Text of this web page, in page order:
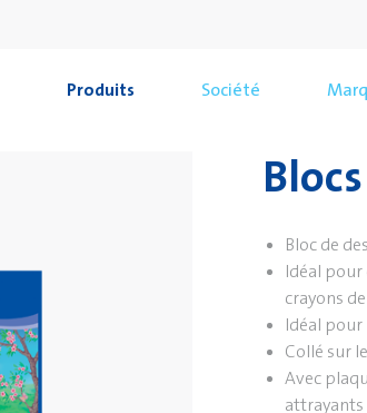
Produits Société
Bloc de
Idéal pour
crayons
Idéal pour
Collé sur
Avec
attrayants